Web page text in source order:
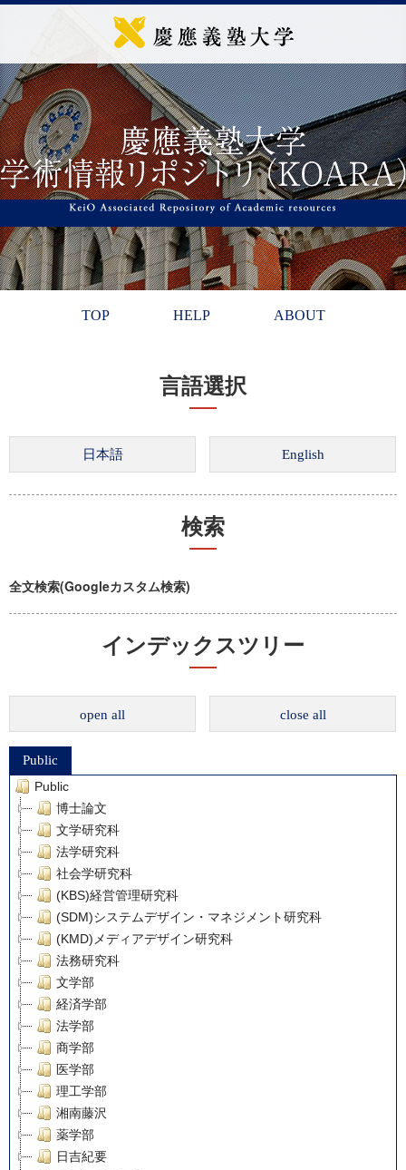
TOP HELP ABOUT
言語選択
検索
全文検索(Googleカスタム検索)
インデックスツリー
open all close all
Public
Public
博士論文
文学研究科
法学研究科
社会学研究科
(KBS)経営管理研究科
(SDM)システムデザイン・マネジメント研究科
(KMD)メディアデザイン研究科
法務研究科
文学部
経済学部
法学部
商学部
医学部
理工学部
湘南藤沢
薬学部
日吉紀要